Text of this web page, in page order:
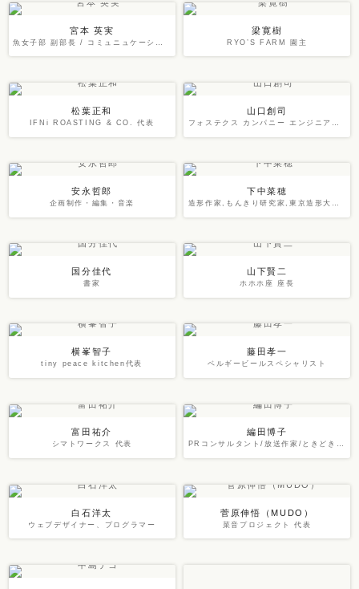
宮本 英実 梁寛樹
RYO’S FARM 園主
松葉正和
IFNi ROASTING & CO. 代表
山口創司
安永哲郎
企画制作・編集・音楽
下中菜穂
国分佳代
書家
山下賢二
ホホホ座 座長
横峯智子
tiny peace kitchen代表
藤田孝一
ベルギービールスペシャリスト
富田祐介
シマトワークス 代表
編田博子
PRコンサルタント/放送作家/ときどき八百屋
白石洋太
ウェブデザイナー、プログラマー
菅原伸悟（MUDO）
菜音プロジェクト 代表